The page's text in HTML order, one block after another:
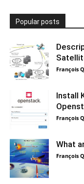
Popular posts
François
Install
François
What
François